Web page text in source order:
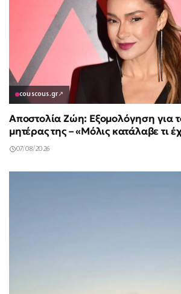
couscous.gr↗
Αποστολία Ζώη: Εξομολόγηση για
μητέρας της – «Μόλις κατάλαβε τι
07/08/2026